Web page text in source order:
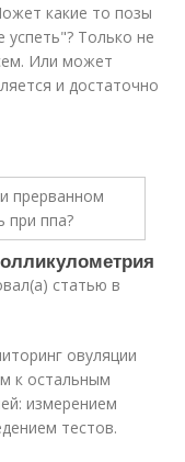
какие то позы
Только не
Или может
и достаточно
статью в
овуляции
к остальным
измерением
тестов.